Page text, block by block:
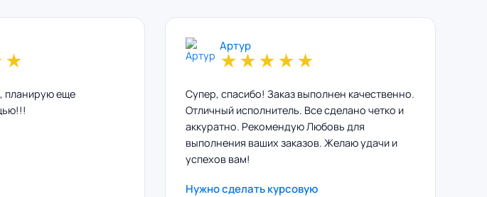
★
планирую еще
Артур
★★★★★
Супер, спасибо! Заказ выполнен качественно.
Отличный исполнитель. Все сделано четко и
аккуратно. Рекомендую Любовь для
выполнения ваших заказов. Желаю удачи и
успехов вам!
Нужно сделать курсовую